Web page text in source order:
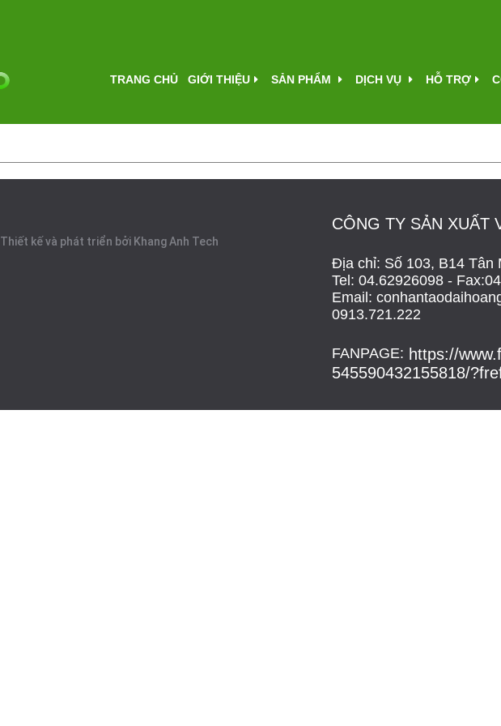
TRANG CHỦ GIỚI THIỆU SẢN PHẨM DỊCH VỤ HỖ TRỢ
Thiết kế và phát triển bởi Khang Anh Tech
CÔNG TY SẢN XUẤT
Địa chỉ: Số 103, B14
Tel: 04.62926098 -
Email:
0913.721.222
FANPAGE: https://
545590432155818/